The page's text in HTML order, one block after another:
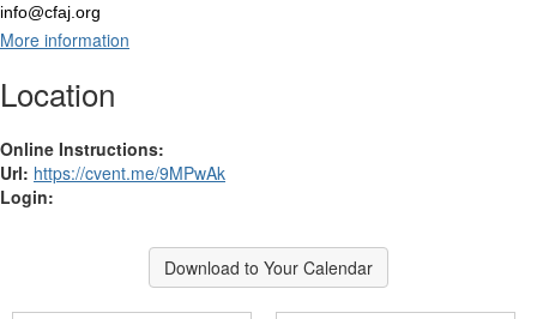
info@cfaj.org
More information
Location
Online Instructions:
Url: https://cvent.me/9MPwAk
Login:
Download to Your Calendar